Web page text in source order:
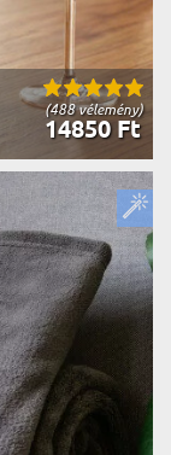
(488 vélemény)
14850 Ft